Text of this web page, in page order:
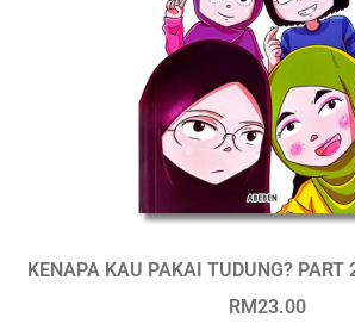
KENAPA KAU PAKAI TUDUNG?
RM23.00